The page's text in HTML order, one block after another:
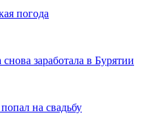
погода
заработала в Бурятии
на свадьбу